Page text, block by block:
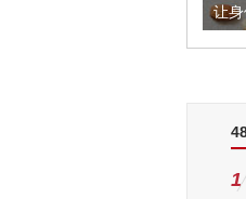
让
1